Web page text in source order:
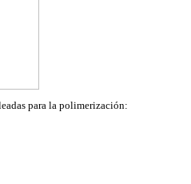
para la polimerización: